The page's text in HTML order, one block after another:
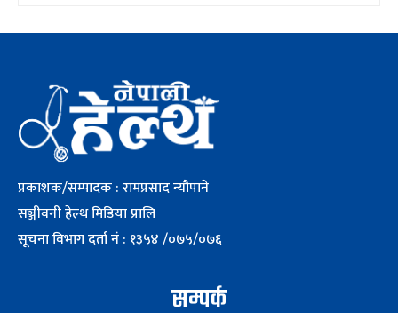
प्रकाशक/सम्पादक : रामप्रसाद न्यौपाने
सञ्जीवनी हेल्थ मिडिया प्रालि
सूचना विभाग दर्ता नं : १३५४ /०७५/०७६
सम्पर्क